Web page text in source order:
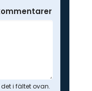
i fältet ovan.